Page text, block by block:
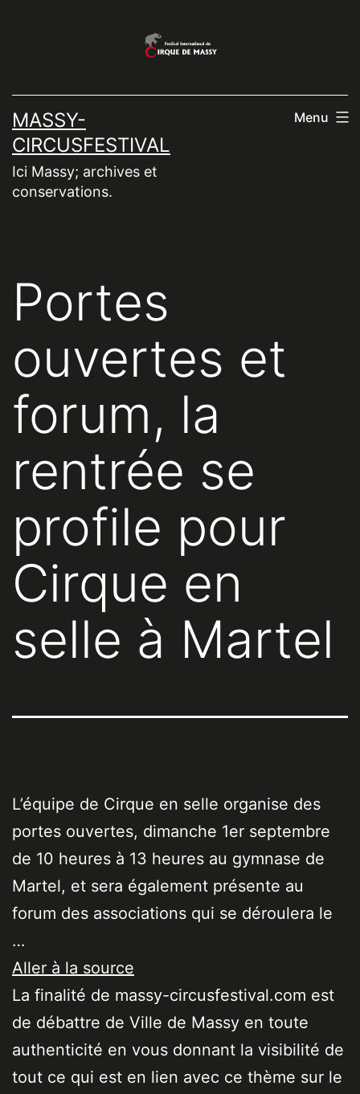
MASSY-
CIRCUSFESTIVAL
Ici Massy; archives et
conservations.
Menu
Portes
ouvertes et
forum, la
rentrée se
profile pour
Cirque en
selle à Martel
L’équipe de Cirque en selle organise des
portes ouvertes, dimanche 1er septembre
de 10 heures à 13 heures au gymnase de
Martel, et sera également présente au
forum des associations qui se déroulera le
…
Aller à la source
La finalité de massy-circusfestival.com est
de débattre de Ville de Massy en toute
authenticité en vous donnant la visibilité de
tout ce qui est en lien avec ce thème sur le